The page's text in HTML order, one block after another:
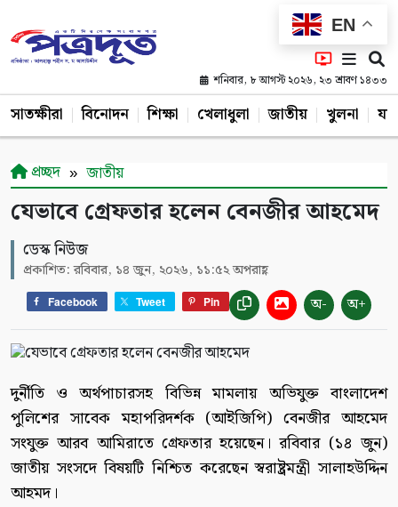
EN
শনিবার, ৮ আগস্ট ২০২৬, ২৩ শ্রাবণ ১৪৩৩
সাতক্ষীরা বিনোদন শিক্ষা খেলাধুলা জাতীয় খুলনা
প্রচ্ছদ জাতীয়
যেভাবে গ্রেফতার হলেন বেনজীর আহমেদ
ডেস্ক নিউজ
প্রকাশিত: রবিবার, ১৪ জুন, ২০২৬, ১১:৫২ অপরাহ্ণ
Facebook Tweet Pin অ- অ+
দুর্নীতি ও অর্থপাচারসহ বিভিন্ন মামলায় অভিযুক্ত বাংলাদেশ
পুলিশের সাবেক মহাপরিদর্শক (আইজিপি) বেনজীর আহমেদ
সংযুক্ত আরব আমিরাতে গ্রেফতার হয়েছেন। রবিবার (১৪ জুন)
জাতীয় সংসদে বিষয়টি নিশ্চিত করেছেন স্বরাষ্ট্রমন্ত্রী সালাহউদ্দিন
আহমদ।